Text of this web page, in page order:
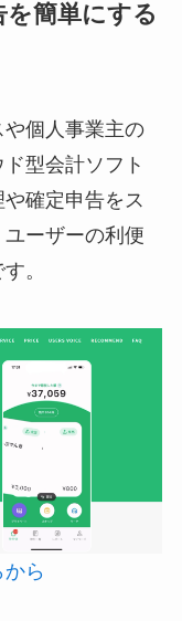
簡単にする
個人事業主の
型会計ソフト
確定申告をス
ーザーの利便
。
ら